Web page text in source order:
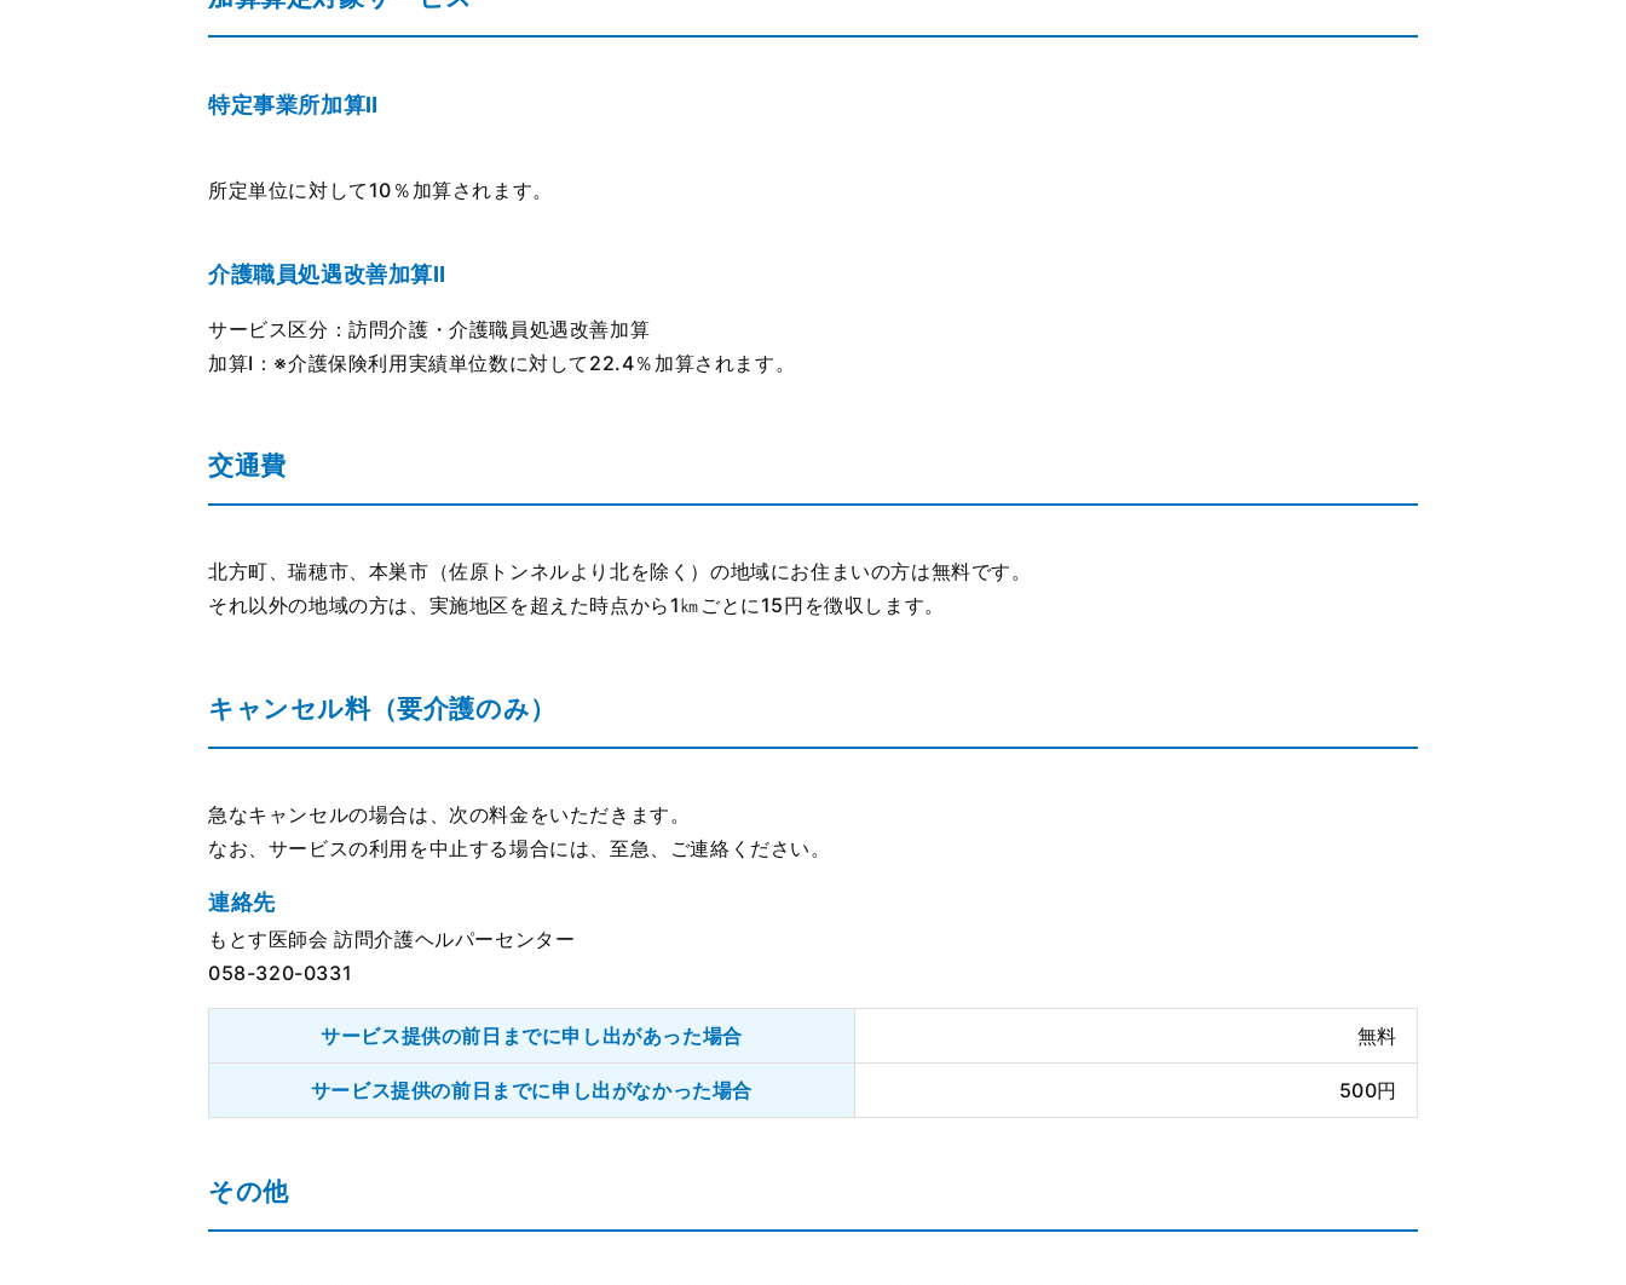
特定事業所加算Ⅱ
所定単位に対して10％加算されます。
介護職員処遇改善加算Ⅱ
サービス区分：訪問介護・介護職員処遇改善加算
加算Ⅰ：※介護保険利用実績単位数に対して22.4％加算されます。
交通費
北方町、瑞穂市、本巣市（佐原トンネルより北を除く）の地域にお住まいの方は無料です。
それ以外の地域の方は、実施地区を超えた時点から1㎞ごとに15円を徴収します。
キャンセル料（要介護のみ）
急なキャンセルの場合は、次の料金をいただきます。
なお、サービスの利用を中止する場合には、至急、ご連絡ください。
連絡先
もとす医師会 訪問介護ヘルパーセンター
058-320-0331
サービス提供の前日までに申し出があった場合 無料
サービス提供の前日までに申し出がなかった場合 500円
その他